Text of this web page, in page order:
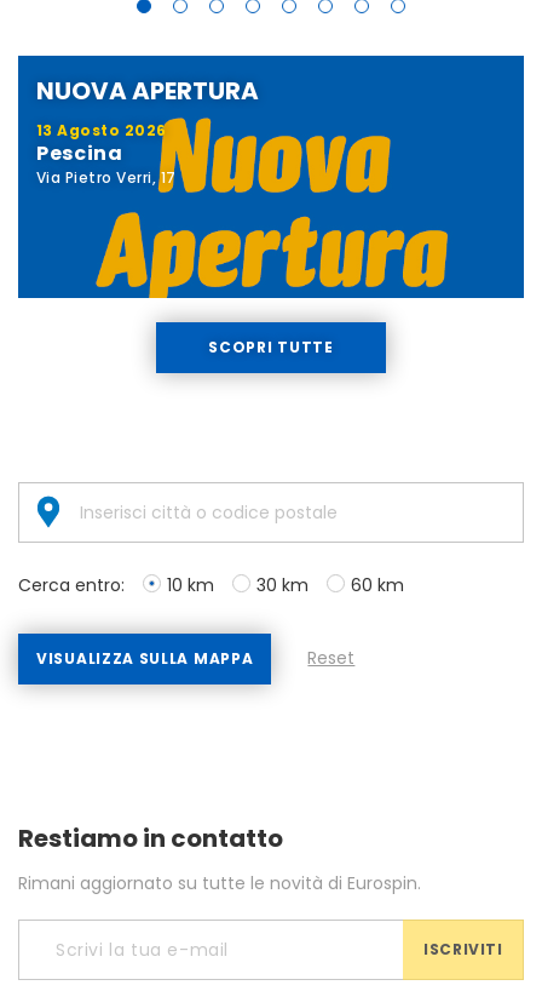
NUOVA APERTURA
13 Agosto 2026
Pescina
Via Pietro Verri, 17
SCOPRI TUTTE
Cerca entro: 10 km 30 km 60 km
VISUALIZZA SULLA MAPPA Reset
Restiamo in contatto
Rimani aggiornato su tutte le novità di Eurospin.
ISCRIVITI